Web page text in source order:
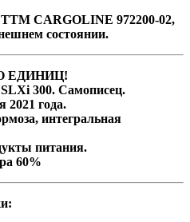
CARGOLINE 972200-02,
состоянии.
ЕДИНИЦ!
300. Самописец.
2021 года.
интегральная
питания.
60%